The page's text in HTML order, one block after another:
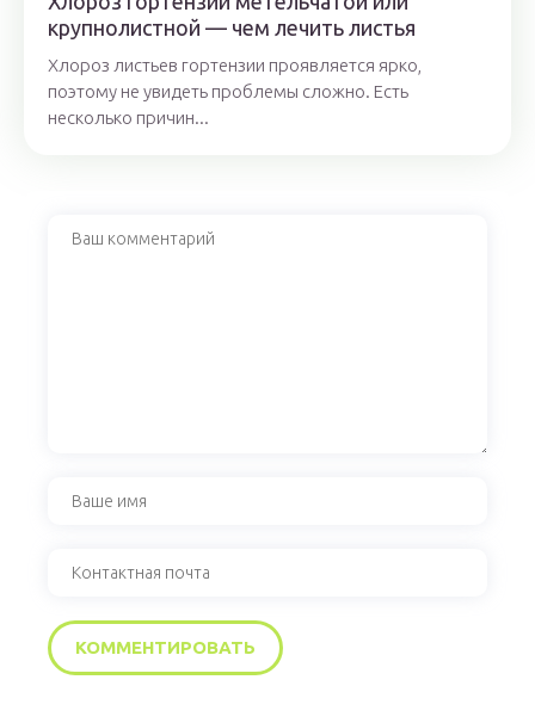
крупнолистной — чем лечить листья
Хлороз листьев гортензии проявляется ярко,
поэтому не увидеть проблемы сложно. Есть
несколько причин...